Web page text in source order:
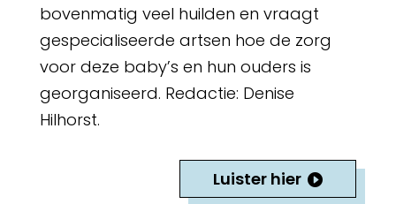
bovenmatig veel huilden en vraagt
gespecialiseerde artsen hoe de zorg
voor deze baby’s en hun ouders is
georganiseerd. Redactie: Denise
Hilhorst.
Luister hier